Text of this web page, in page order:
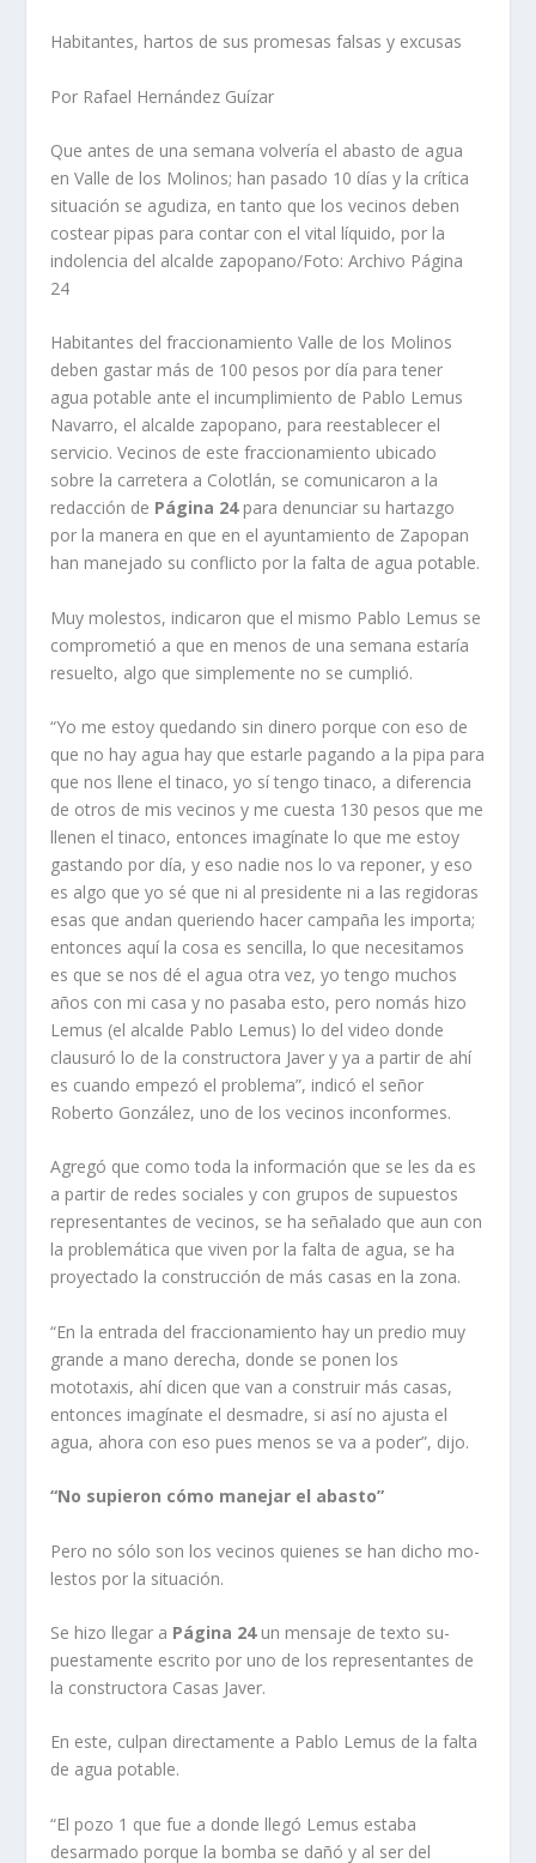
Habitantes, hartos de sus promesas falsas y excusas
Por Rafael Hernández Guízar
Que antes de una semana volvería el abasto de agua
en Valle de los Molinos; han pasado 10 días y la crítica
situación se agudiza, en tanto que los vecinos deben
costear pipas para contar con el vital líquido, por la
indolencia del alcalde zapopano/Foto: Archivo Página
24
Habitantes del fracciona­miento Valle de los Molinos
deben gastar más de 100 pe­sos por día para tener
agua potable ante el incumplimien­to de Pablo Lemus
Navarro, el alcalde zapopano, para re­establecer el
servicio. Vecinos de este fraccio­namiento ubicado
sobre la carretera a Colotlán, se co­municaron a la
redacción de Página 24 para denunciar su hartazgo
por la manera en que en el ayuntamiento de Zapopan
han manejado su conflicto por la falta de agua potable.
Muy molestos, indicaron que el mismo Pablo Lemus se
comprometió a que en menos de una semana estaría
resuel­to, algo que simplemente no se cumplió.
“Yo me estoy quedando sin dinero porque con eso de
que no hay agua hay que es­tarle pagando a la pipa para
que nos llene el tinaco, yo sí tengo tinaco, a diferencia
de otros de mis vecinos y me cuesta 130 pesos que me
lle­nen el tinaco, entonces imagí­nate lo que me estoy
gastando por día, y eso nadie nos lo va reponer, y eso
es algo que yo sé que ni al presidente ni a las regidoras
esas que andan queriendo hacer campaña les importa;
entonces aquí la cosa es sencilla, lo que necesitamos
es que se nos dé el agua otra vez, yo tengo muchos
años con mi casa y no pasaba esto, pero nomás hizo
Lemus (el alcalde Pablo Lemus) lo del video donde
clausuró lo de la constructora Javer y ya a par­tir de ahí
es cuando empezó el problema”, indicó el señor
Roberto González, uno de los vecinos inconformes.
Agregó que como toda la información que se les da es
a partir de redes sociales y con grupos de supuestos
represen­tantes de vecinos, se ha señala­do que aun con
la problemática que viven por la falta de agua, se ha
proyectado la construc­ción de más casas en la zona.
“En la entrada del fraccio­namiento hay un predio muy
grande a mano derecha, don­de se ponen los
mototaxis, ahí dicen que van a construir más casas,
entonces imagínate el desmadre, si así no ajusta el
agua, ahora con eso pues me­nos se va a poder”, dijo.
“No supieron cómo manejar el abasto”
Pero no sólo son los veci­nos quienes se han dicho mo­
lestos por la situación.
Se hizo llegar a Página 24 un mensaje de texto su­
puestamente escrito por uno de los representantes de
la constructora Casas Javer.
En este, culpan directa­mente a Pablo Lemus de la falta
de agua potable.
“El pozo 1 que fue a donde llegó Lemus estaba
desarma­do porque la bomba se dañó y al ser del